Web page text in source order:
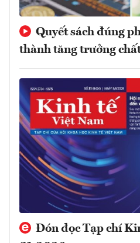
Quyết sách đúng
thành tăng trưởng
Đón đọc Tạp chí